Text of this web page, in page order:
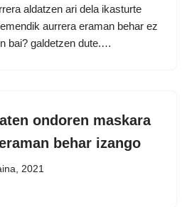
aldatzen ari dela ikasturte
aurrera eraman behar ez
bai? galdetzen dute.…
ondoren maskara
behar izango
2021